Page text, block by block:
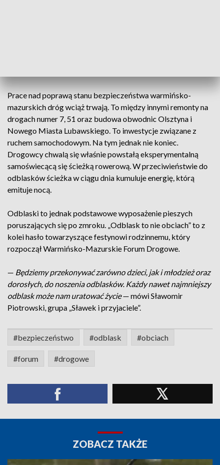
Prace nad poprawą stanu bezpieczeństwa warmińsko-
mazurskich dróg wciąż trwają. To między innymi remonty na
drogach numer 7, 51 oraz budowa obwodnic Olsztyna i
Nowego Miasta Lubawskiego. To inwestycje związane z
ruchem samochodowym. Na tym jednak nie koniec.
Drogowcy chwalą się właśnie powstałą eksperymentalną
samoświecącą się ścieżką rowerową. W przeciwieństwie do
odblasków ścieżka w ciągu dnia kumuluje energię, którą
emituje nocą.
Odblaski to jednak podstawowe wyposażenie pieszych
poruszających się po zmroku. „Odblask to nie obciach” to z
kolei hasło towarzyszące festynowi rodzinnemu, który
rozpoczął Warmińsko-Mazurskie Forum Drogowe.
— Będziemy przekonywać zarówno dzieci, jak i młodzież oraz
dorosłych, do noszenia odblasków. Każdy nawet najmniejszy
odblask może nam uratować życie— mówi Sławomir
Piotrowski, grupa „Sławek i przyjaciele”.
#bezpieczeństwo #odblask #obciach
#forum #drogowe
ZOBACZ TAKŻE